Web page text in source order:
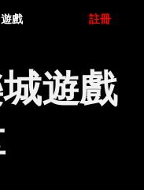
遊戲 註冊
遊戲